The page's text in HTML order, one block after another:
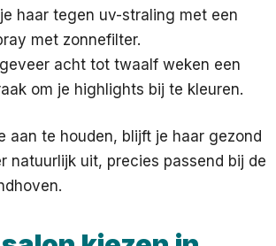
haar tegen uv-straling met een
met zonnefilter.
acht tot twaalf weken een
om je highlights bij te kleuren.
aan te houden, blijft je haar gezond
natuurlijk uit, precies passend bij de